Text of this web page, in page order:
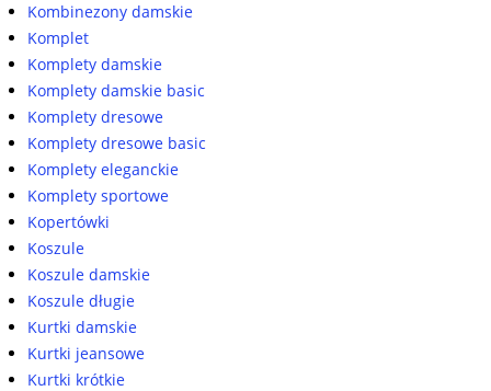
Kombinezony damskie
Komplet
Komplety damskie
Komplety damskie basic
Komplety dresowe
Komplety dresowe basic
Komplety eleganckie
Komplety sportowe
Kopertówki
Koszule
Koszule damskie
Koszule długie
Kurtki damskie
Kurtki jeansowe
Kurtki krótkie